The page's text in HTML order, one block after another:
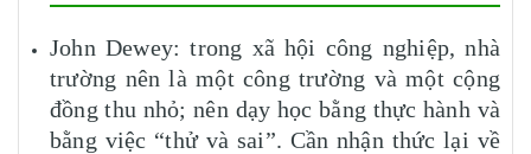
John Dewey: trong xã hội công nghiệp, nhà
trường nên là một công trường và một cộng
đồng thu nhỏ; nên dạy học bằng thực hành và
bằng việc “thử và sai”. Cần nhận thức lại về